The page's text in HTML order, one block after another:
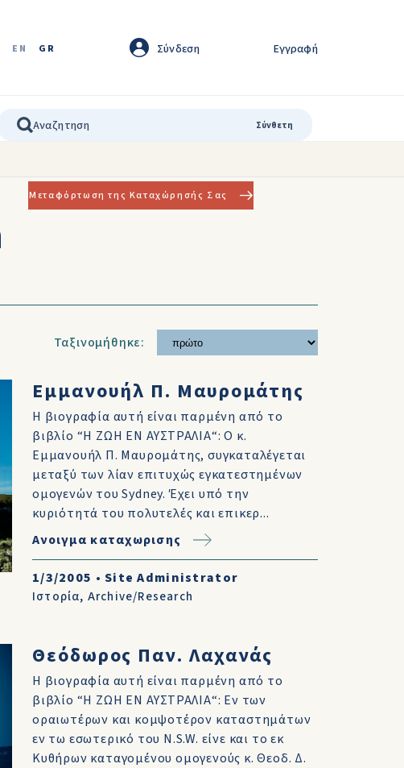
EN GR Σύνδεση Εγγραφή
Σύνθετη
Μεταφόρτωση της Καταχώρησής Σας
Ταξινομήθηκε:
Εμμανουήλ Π. Μαυρομάτης
Η βιογραφία αυτή είναι παρμένη από το
βιβλίο “Η ΖΩΗ ΕΝ ΑΥΣΤΡΑΛΙΑ“: Ο κ.
Εμμανουήλ Π. Μαυρομάτης, συγκαταλέγεται
μεταξύ των λίαν επιτυχώς εγκατεστημένων
ομογενών του Sydney. Έχει υπό την
κυριότητά του πολυτελές και επικερ...
Ανοιγμα καταχωρισης
1/3/2005 •Site Administrator
Ιστορία, Archive/Research
Θεόδωρος Παν. Λαχανάς
Η βιογραφία αυτή είναι παρμένη από το
βιβλίο “Η ΖΩΗ ΕΝ ΑΥΣΤΡΑΛΙΑ“: Εν των
οραιωτέρων και κομψοτέρον καταστημάτων
εν τω εσωτερικό του N.S.W. είνε και το εκ
Κυθήρων καταγομένου ομογενούς κ. Θεοδ. Δ.